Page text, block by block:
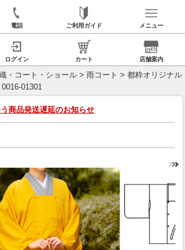
電話 ご利用ガイド メニュー
ログイン カート 店舗案内
・コート・ショール > 雨コート > 都粋オリジナル
01301
商品発送遅延のお知らせ